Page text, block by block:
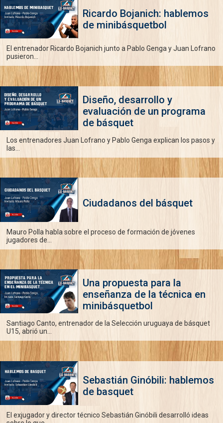
Ricardo Bojanich: hablemos
de minibásquetbol
El entrenador Ricardo Bojanich junto a Pablo Genga y Juan Lofrano
pusieron...
Diseño, desarrollo y
evaluación de un programa
de básquet
Los entrenadores Juan Lofrano y Pablo Genga explican los pasos y
las...
Ciudadanos del básquet
Mauro Polla habla sobre el proceso de formación de jóvenes
jugadores de...
Una propuesta para la
enseñanza de la técnica en
minibásquetbol
Santiago Canto, entrenador de la Selección uruguaya de básquet
U15, abrió un...
Sebastián Ginóbili: hablemos
de basquet
El exjugador y director técnico Sebastián Ginóbili desarrolló ideas